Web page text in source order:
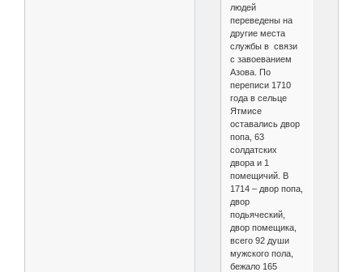
людей
переведены на
другие места
службы в связи
с завоеванием
Азова. По
переписи 1710
года в сельце
Ятмисе
оставались двор
попа, 63
солдатских
двора и 1
помещичий. В
1714 – двор попа,
двор
подьяческий,
двор помещика,
всего 92 души
мужского пола,
бежало 165